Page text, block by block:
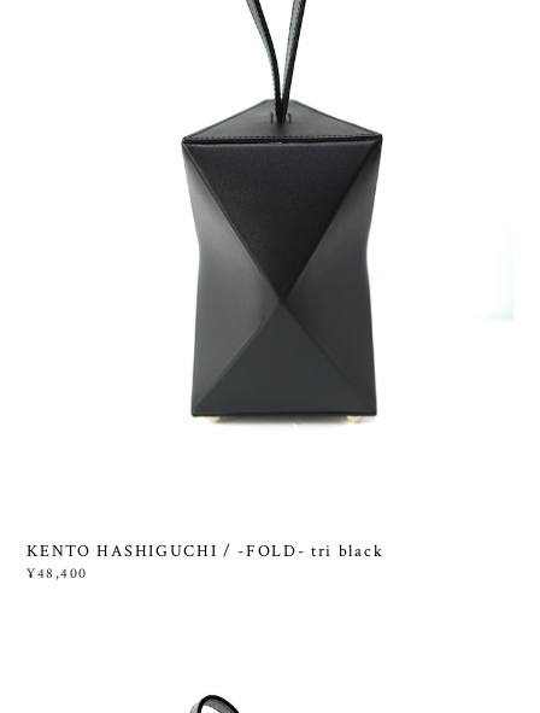
KENTO HASHIGUCHI / -FOLD- tri black
¥48,400